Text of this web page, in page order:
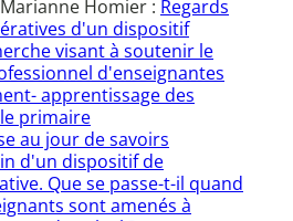
Homier : Regards
d'un dispositif
visant à soutenir le
d'enseignantes
apprentissage des
primaire
au jour de savoirs
d'un dispositif de
Que se passe-t-il quand
sont amenés à